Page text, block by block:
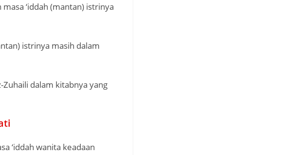
‘iddah (mantan) istrinya
istrinya masih dalam
Zuhaili dalam kitabnya yang
‘iddah wanita keadaan